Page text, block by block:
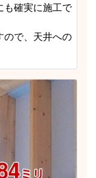
も確実に施工で
ので、天井への